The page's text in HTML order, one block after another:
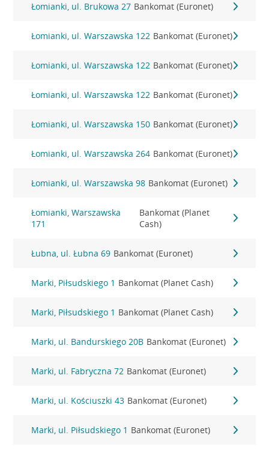
Łomianki, ul. Brukowa 27 Bankomat (Euronet)
Łomianki, ul. Warszawska 122 Bankomat (Euronet)
Łomianki, ul. Warszawska 122 Bankomat (Euronet)
Łomianki, ul. Warszawska 122 Bankomat (Euronet)
Łomianki, ul. Warszawska 150 Bankomat (Euronet)
Łomianki, ul. Warszawska 264 Bankomat (Euronet)
Łomianki, ul. Warszawska 98 Bankomat (Euronet)
Łomianki, Warszawska
171
Bankomat (Planet
Cash)
Łubna, ul. Łubna 69 Bankomat (Euronet)
Marki, Piłsudskiego 1 Bankomat (Planet Cash)
Marki, Piłsudskiego 1 Bankomat (Planet Cash)
Marki, ul. Bandurskiego 20B Bankomat (Euronet)
Marki, ul. Fabryczna 72 Bankomat (Euronet)
Marki, ul. Kościuszki 43 Bankomat (Euronet)
Marki, ul. Piłsudskiego 1 Bankomat (Euronet)